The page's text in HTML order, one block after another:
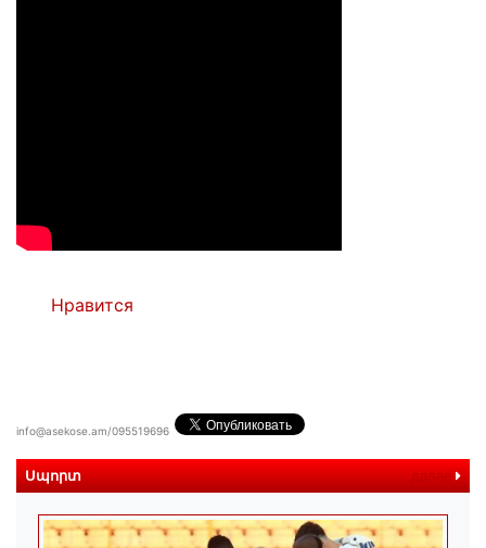
Нравится
info@asekose.am/095519696
Սպորտ далее